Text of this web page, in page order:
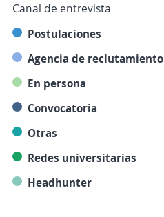
Canal de entrevista
Postulaciones
Agencia de reclutamiento
En persona
Convocatoria
Otras
Redes universitarias
Headhunter